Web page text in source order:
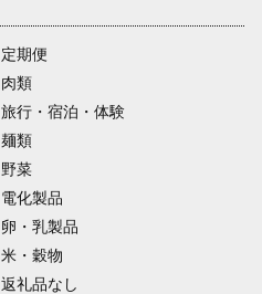
定期便
肉類
旅行・宿泊・体験
麺類
野菜
電化製品
卵・乳製品
米・穀物
返礼品なし